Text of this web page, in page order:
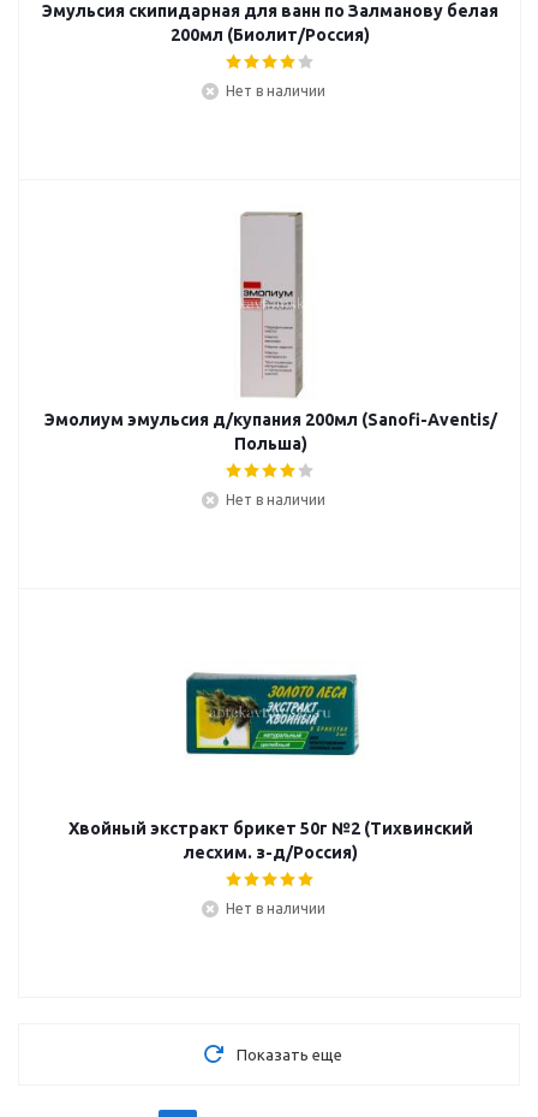
Эмульсия скипидарная для ванн по Залманову белая
200мл (Биолит/Россия)
Нет в наличии
Эмолиум эмульсия д/купания 200мл (Sanofi-Aventis/
Польша)
Нет в наличии
Хвойный экстракт брикет 50г №2 (Тихвинский
лесхим. з-д/Россия)
Нет в наличии
Показать еще